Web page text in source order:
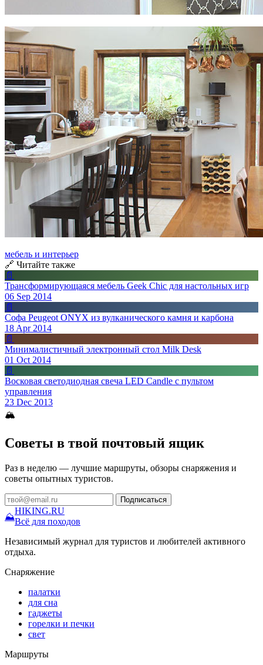
мебель и интерьер
🔗 Читайте также
📄
Трансформирующаяся мебель Geek Chic для настольных игр
06 Sep 2014
📄
Софа Peugeot ONYX из вулканического камня и карбона
18 Apr 2014
📄
Минималистичный электронный стол Milk Desk
01 Oct 2014
📄
Восковая светодиодная свеча LED Candle с пультом
управления
23 Dec 2013
🏔
Советы в твой почтовый ящик
Раз в неделю — лучшие маршруты, обзоры снаряжения и
советы опытных туристов.
Подписаться
⛰
HIKING.RU
Всё для походов
Независимый журнал для туристов и любителей активного
отдыха.
Снаряжение
палатки
для сна
гаджеты
горелки и печки
свет
Маршруты